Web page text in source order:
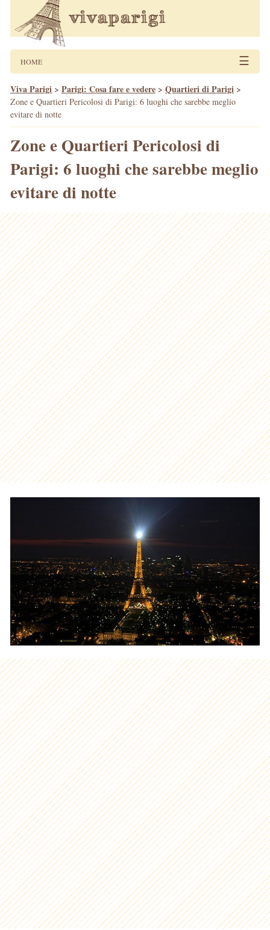
HOME ☰
Viva Parigi > Parigi: Cosa fare e vedere > Quartieri di Parigi >
Zone e Quartieri Pericolosi di Parigi: 6 luoghi che sarebbe meglio
evitare di notte
Zone e Quartieri Pericolosi di
Parigi: 6 luoghi che sarebbe meglio
evitare di notte